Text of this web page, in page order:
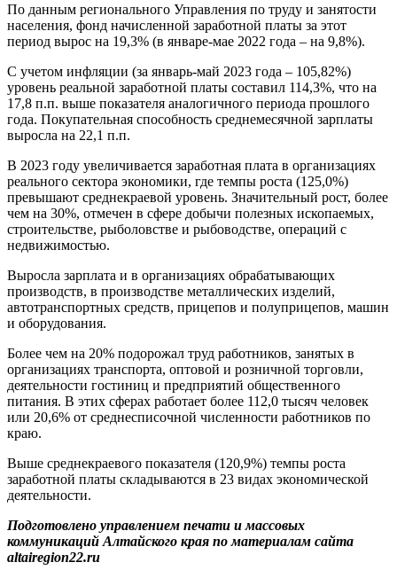
По данным регионального Управления по труду и занятости
населения, фонд начисленной заработной платы за этот
период вырос на 19,3% (в январе-мае 2022 года – на 9,8%).
С учетом инфляции (за январь-май 2023 года – 105,82%)
уровень реальной заработной платы составил 114,3%, что на
17,8 п.п. выше показателя аналогичного периода прошлого
года. Покупательная способность среднемесячной зарплаты
выросла на 22,1 п.п.
В 2023 году увеличивается заработная плата в организациях
реального сектора экономики, где темпы роста (125,0%)
превышают среднекраевой уровень. Значительный рост, более
чем на 30%, отмечен в сфере добычи полезных ископаемых,
строительстве, рыболовстве и рыбоводстве, операций с
недвижимостью.
Выросла зарплата и в организациях обрабатывающих
производств, в производстве металлических изделий,
автотранспортных средств, прицепов и полуприцепов, машин
и оборудования.
Более чем на 20% подорожал труд работников, занятых в
организациях транспорта, оптовой и розничной торговли,
деятельности гостиниц и предприятий общественного
питания. В этих сферах работает более 112,0 тысяч человек
или 20,6% от среднесписочной численности работников по
краю.
Выше среднекраевого показателя (120,9%) темпы роста
заработной платы складываются в 23 видах экономической
деятельности.
Подготовлено управлением печати и массовых
коммуникаций Алтайского края по материалам сайта
altairegion22.ru